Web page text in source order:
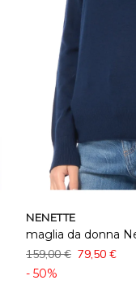
NENETTE
maglia da donna
159,00 € 79,50 €
- 50%